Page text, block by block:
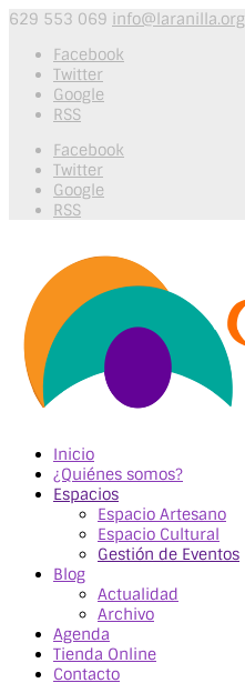
629 553 069 info@laranilla.org
Facebook
Twitter
Google
RSS
Facebook
Twitter
Google
RSS
Inicio
¿Quiénes somos?
Espacios
Espacio Artesano
Espacio Cultural
Gestión de Eventos
Blog
Actualidad
Archivo
Agenda
Tienda Online
Contacto